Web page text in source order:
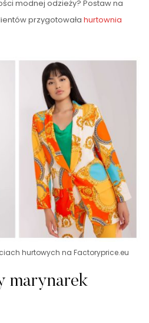
modnej odzieży? Postaw na
przygotowała hurtownia
hurtowych na Factoryprice.eu
marynarek